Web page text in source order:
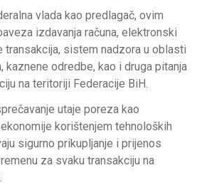
vlada kao predlagač, ovim
izdavanja računa, elektronski
sistem nadzora u oblasti
kaznene odredbe, kao i druga pitanja
na teritoriji Federacije BiH.
utaje poreza kao
korištenjem tehnoloških
sigurno prikupljanje i prijenos
za svaku transakciju na